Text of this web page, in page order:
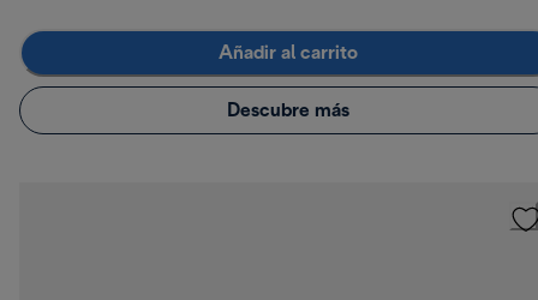
Añadir al carrito
Descubre más